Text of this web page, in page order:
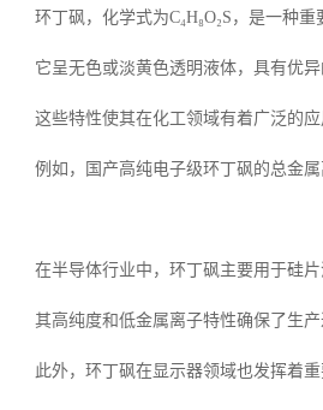
环丁砜，化学式为C₄H₈O₂S，是一种
它呈无色或淡黄色透明液体，具有优
这些特性使其在化工领域有着广泛的
例如，国产高纯电子级环丁砜的总金
在半导体行业中，环丁砜主要用于硅
其高纯度和低金属离子特性确保了生
此外，环丁砜在显示器领域也发挥着